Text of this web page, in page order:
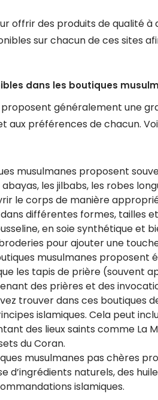
offrir des produits de qualité à
sur chacun de ces sites
dans les boutiques
généralement une
aux préférences de chacun.
musulmanes proposent
les jilbabs, les robes
le corps de manière
dans différentes formes, tailles
en soie synthétique et
pour ajouter une
musulmanes proposent
les tapis de prière (souvent
des prières et des
trouver dans ces boutiques
islamiques. Cela peut
des lieux saints comme La
du Coran.
musulmanes pas chères
d’ingrédients naturels, des
islamiques.